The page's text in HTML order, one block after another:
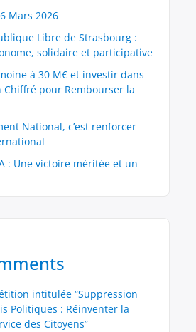
Mars 2026
Libre de Strasbourg :
solidaire et participative
à 30 M€ et investir dans
Chiffré pour Rembourser la
National, c’est renforcer
: Une victoire méritée et un
intitulée “Suppression
Politiques : Réinventer la
des Citoyens”